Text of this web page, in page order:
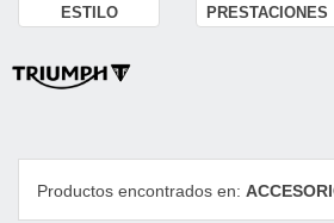
ESTILO PRESTACIONES
Productos encontrados en: